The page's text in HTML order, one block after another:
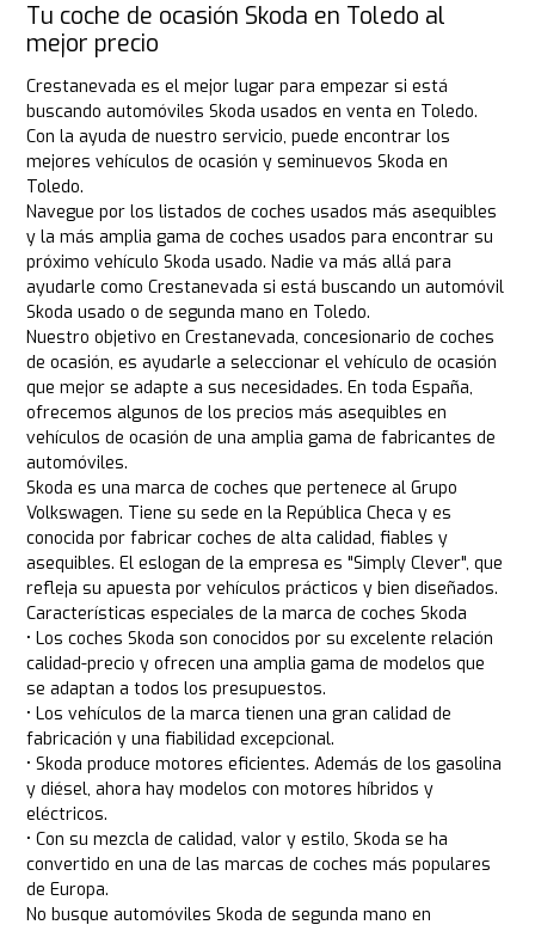
Tu coche de ocasión Skoda en Toledo al
mejor precio
Crestanevada es el mejor lugar para empezar si está
buscando automóviles Skoda usados en venta en Toledo.
Con la ayuda de nuestro servicio, puede encontrar los
mejores vehículos de ocasión y seminuevos Skoda en
Toledo.
Navegue por los listados de coches usados más asequibles
y la más amplia gama de coches usados para encontrar su
próximo vehículo Skoda usado. Nadie va más allá para
ayudarle como Crestanevada si está buscando un automóvil
Skoda usado o de segunda mano en Toledo.
Nuestro objetivo en Crestanevada, concesionario de coches
de ocasión, es ayudarle a seleccionar el vehículo de ocasión
que mejor se adapte a sus necesidades. En toda España,
ofrecemos algunos de los precios más asequibles en
vehículos de ocasión de una amplia gama de fabricantes de
automóviles.
Skoda es una marca de coches que pertenece al Grupo
Volkswagen. Tiene su sede en la República Checa y es
conocida por fabricar coches de alta calidad, fiables y
asequibles. El eslogan de la empresa es "Simply Clever", que
refleja su apuesta por vehículos prácticos y bien diseñados.
Características especiales de la marca de coches Skoda
• Los coches Skoda son conocidos por su excelente relación
calidad-precio y ofrecen una amplia gama de modelos que
se adaptan a todos los presupuestos.
• Los vehículos de la marca tienen una gran calidad de
fabricación y una fiabilidad excepcional.
• Skoda produce motores eficientes. Además de los gasolina
y diésel, ahora hay modelos con motores híbridos y
eléctricos.
• Con su mezcla de calidad, valor y estilo, Skoda se ha
convertido en una de las marcas de coches más populares
de Europa.
No busque automóviles Skoda de segunda mano en